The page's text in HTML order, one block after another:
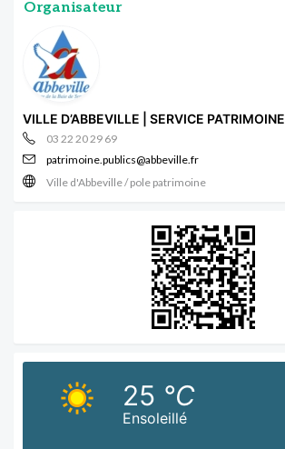
Organisateur
VILLE D’ABBEVILLE | SERVICE PATRIMOINE
03 22 20 29 69
patrimoine.publics@abbeville.fr
Ville d'Abbeville / pole patrimoine
Ensoleillé
25 °C